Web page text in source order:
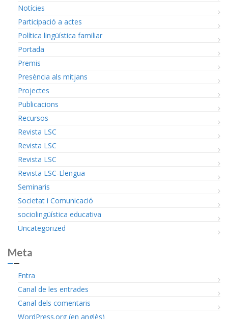
Notícies
Participació a actes
Política lingüística familiar
Portada
Premis
Presència als mitjans
Projectes
Publicacions
Recursos
Revista LSC
Revista LSC
Revista LSC
Revista LSC-Llengua
Seminaris
Societat i Comunicació
sociolingüística educativa
Uncategorized
Meta
Entra
Canal de les entrades
Canal dels comentaris
WordPress.org (en anglès)